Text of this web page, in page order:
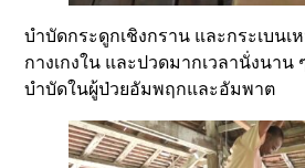
บำบัดกระดูกเชิงกราน และกระเบน
กางเกงใน และปวดมากเวลานั่งนาน
บำบัดในผู้ป่วยอัมพฤกและอัมพาต